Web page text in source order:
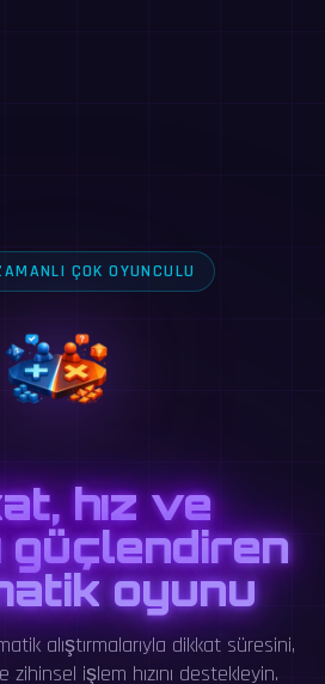
ÇOK OYUNCULU
hız ve
güçlendiren
oyunu
alıştırmalarıyla dikkat süresini,
zihinsel işlem hızını destekleyin.